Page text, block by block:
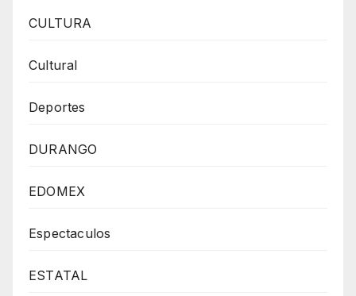
CULTURA
Cultural
Deportes
DURANGO
EDOMEX
Espectaculos
ESTATAL